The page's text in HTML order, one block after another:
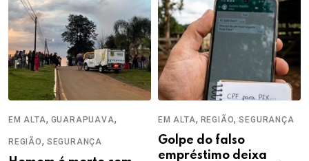
EM ALTA, GUARAPUAVA,
REGIÃO, SEGURANÇA
EM ALTA, REGIÃO,SEGURANÇA
Golpe do falso
empréstimo deixa